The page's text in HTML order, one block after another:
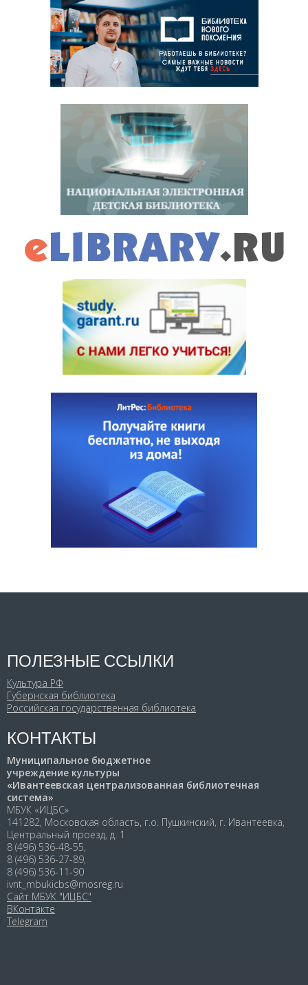
ПОЛЕЗНЫЕ ССЫЛКИ
Культура РФ
Губернская библиотека
Российская государственная библиотека
КОНТАКТЫ
Муниципальное бюджетное
учреждение культуры
«Ивантеевская централизованная библиотечная
система»
МБУК «ИЦБС»
141282, Московская область, г.о. Пушкинский, г. Ивантеевка,
Центральный проезд, д. 1
8 (496) 536-48-55,
8 (496) 536-27-89,
8 (496) 536-11-90
ivnt_mbukicbs@mosreg.ru
Сайт МБУК "ИЦБС"
ВКонтакте
Telegram